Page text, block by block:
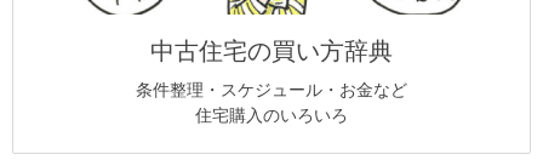
中古住宅の買い方辞典
条件整理・スケジュール・お金など
住宅購入のいろいろ